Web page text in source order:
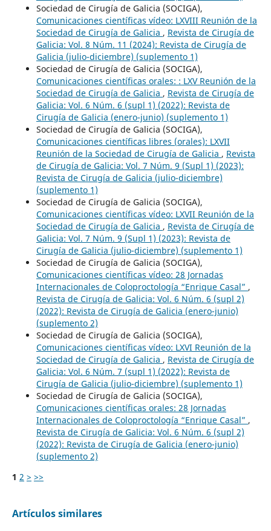
Sociedad de Cirugía de Galicia (SOCIGA),
Comunicaciones científicas vídeo: LXVIII Reunión de la
Sociedad de Cirugía de Galicia , Revista de Cirugía de
Galicia: Vol. 8 Núm. 11 (2024): Revista de Cirugía de
Galicia (julio-diciembre) (suplemento 1)
Sociedad de Cirugía de Galicia (SOCIGA),
Comunicaciones científicas orales: : LXV Reunión de la
Sociedad de Cirugía de Galicia , Revista de Cirugía de
Galicia: Vol. 6 Núm. 6 (supl 1) (2022): Revista de
Cirugía de Galicia (enero-junio) (suplemento 1)
Sociedad de Cirugía de Galicia (SOCIGA),
Comunicaciones científicas libres (orales): LXVII
Reunión de la Sociedad de Cirugía de Galicia , Revista
de Cirugía de Galicia: Vol. 7 Núm. 9 (Supl 1) (2023):
Revista de Cirugía de Galicia (julio-diciembre)
(suplemento 1)
Sociedad de Cirugía de Galicia (SOCIGA),
Comunicaciones científicas vídeo: LXVII Reunión de la
Sociedad de Cirugía de Galicia , Revista de Cirugía de
Galicia: Vol. 7 Núm. 9 (Supl 1) (2023): Revista de
Cirugía de Galicia (julio-diciembre) (suplemento 1)
Sociedad de Cirugía de Galicia (SOCIGA),
Comunicaciones científicas vídeo: 28 Jornadas
Internacionales de Coloproctología “Enrique Casal” ,
Revista de Cirugía de Galicia: Vol. 6 Núm. 6 (supl 2)
(2022): Revista de Cirugía de Galicia (enero-junio)
(suplemento 2)
Sociedad de Cirugía de Galicia (SOCIGA),
Comunicaciones científicas vídeo: LXVI Reunión de la
Sociedad de Cirugía de Galicia , Revista de Cirugía de
Galicia: Vol. 6 Núm. 7 (supl 1) (2022): Revista de
Cirugía de Galicia (julio-diciembre) (suplemento 1)
Sociedad de Cirugía de Galicia (SOCIGA),
Comunicaciones científicas orales: 28 Jornadas
Internacionales de Coloproctología “Enrique Casal” ,
Revista de Cirugía de Galicia: Vol. 6 Núm. 6 (supl 2)
(2022): Revista de Cirugía de Galicia (enero-junio)
(suplemento 2)
1 2 > >>
Artículos similares